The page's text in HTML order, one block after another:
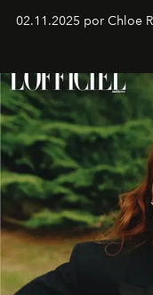
02.11.2025 por Chloe